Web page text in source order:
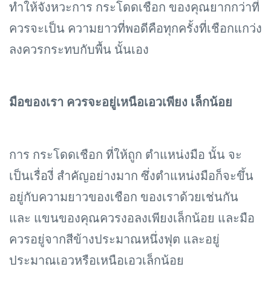
ทำให้จังหวะการ กระโดดเชือก ของคุณยากกว่าที่
ควรจะเป็น ความยาวที่พอดีคือทุกครั้งที่เชือกแกว่ง
ลงควรกระทบกับพื้น นั้นเอง
มือของเรา ควรจะอยู่เหนือเอวเพียง เล็กน้อย
การ กระโดดเชือก ที่ให้ถูก ตำแหน่งมือ นั้น จะ
เป็นเรื่องี่ สำคัญอย่างมาก ซึ่งตำแหน่งมือก็จะขึ้น
อยู่กับความยาวของเชือก ของเราด้วยเช่นกัน
และ แขนของคุณควรงอลงเพียงเล็กน้อย และมือ
ควรอยู่จากสีข้างประมาณหนึ่งฟุต และอยู่
ประมาณเอวหรือเหนือเอวเล็กน้อย